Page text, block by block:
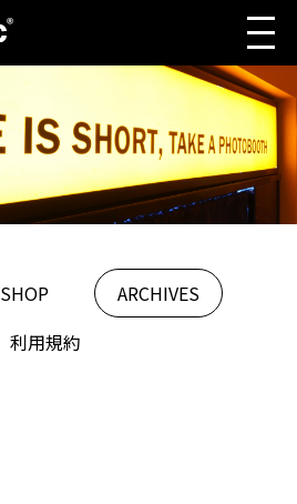
SHOP
ARCHIVES
利用規約